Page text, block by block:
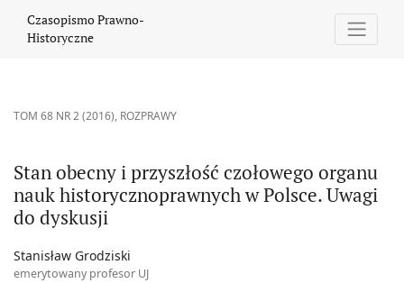
Czasopismo Prawno-
Historyczne
TOM 68 NR 2 (2016), ROZPRAWY
Stan obecny i przyszłość czołowego organu
nauk historycznoprawnych w Polsce. Uwagi
do dyskusji
Stanisław Grodziski
emerytowany profesor UJ